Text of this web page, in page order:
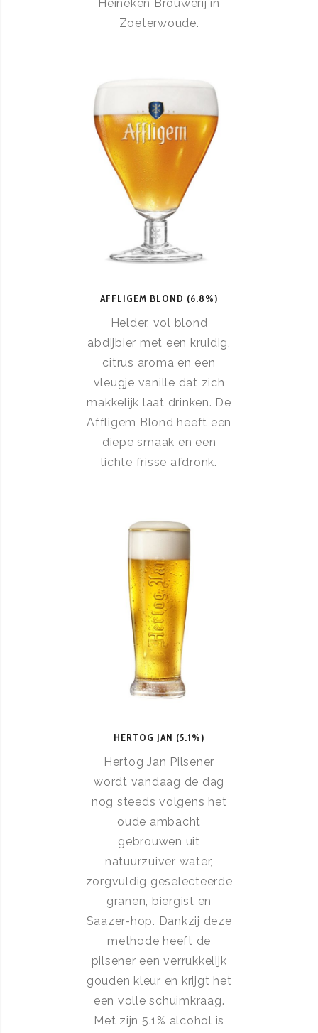
Heineken Brouwerij in
Zoeterwoude.
AFFLIGEM BLOND (6.8%)
Helder, vol blond
abdijbier met een kruidig,
citrus aroma en een
vleugje vanille dat zich
makkelijk laat drinken. De
Affligem Blond heeft een
diepe smaak en een
lichte frisse afdronk.
HERTOG JAN (5.1%)
Hertog Jan Pilsener
wordt vandaag de dag
nog steeds volgens het
oude ambacht
gebrouwen uit
natuurzuiver water,
zorgvuldig geselecteerde
granen, biergist en
Saazer-hop. Dankzij deze
methode heeft de
pilsener een verrukkelijk
gouden kleur en krijgt het
een volle schuimkraag.
Met zijn 5.1% alcohol is